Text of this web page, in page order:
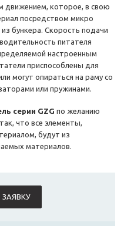
движением, которое, в свою
посредством микро
бункера. Скорость подачи
питателя
настроенным
приспособлены для
могут опираться на раму со
или пружинами.
серии GZG по желанию
что все элементы,
будут из
материалов.